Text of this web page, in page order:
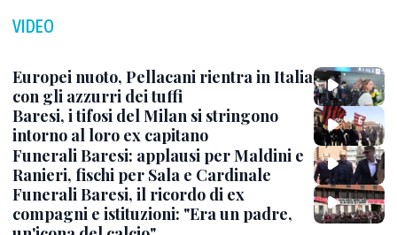
VIDEO
Europei nuoto, Pellacani rientra in Italia
con gli azzurri dei tuffi
Baresi, i tifosi del Milan si stringono
intorno al loro ex capitano
Funerali Baresi: applausi per Maldini e
Ranieri, fischi per Sala e Cardinale
Funerali Baresi, il ricordo di ex
compagni e istituzioni: "Era un padre,